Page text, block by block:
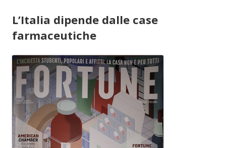
L’Italia dipende dalle case
farmaceutiche